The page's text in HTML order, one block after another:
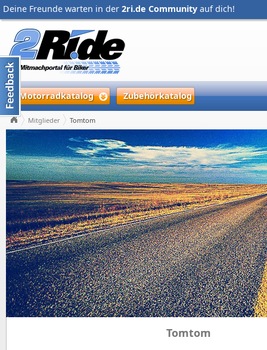
Deine Freunde warten in der 2ri.de Community auf dich!
Motorradkatalog Zubehörkatalog
Mitglieder Tomtom
Tomtom